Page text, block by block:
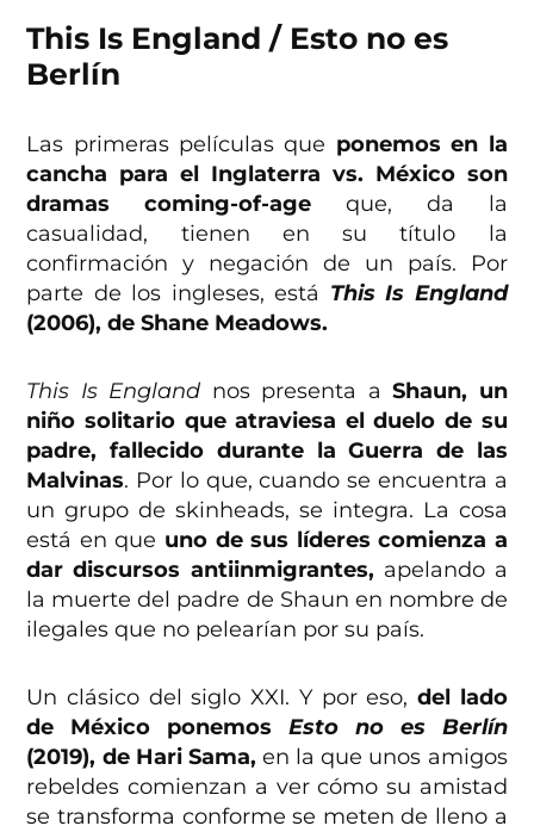
This Is England / Esto no es
Berlín
Las primeras películas que ponemos en la
cancha para el Inglaterra vs. México son
dramas coming-of-age que, da la
casualidad, tienen en su título la
confirmación y negación de un país. Por
parte de los ingleses, está This Is England
(2006), de Shane Meadows.
This Is England nos presenta a Shaun, un
niño solitario que atraviesa el duelo de su
padre, fallecido durante la Guerra de las
Malvinas. Por lo que, cuando se encuentra a
un grupo de skinheads, se integra. La cosa
está en que uno de sus líderes comienza a
dar discursos antiinmigrantes, apelando a
la muerte del padre de Shaun en nombre de
ilegales que no pelearían por su país.
Un clásico del siglo XXI. Y por eso, del lado
de México ponemos Esto no es Berlín
(2019), de Hari Sama, en la que unos amigos
rebeldes comienzan a ver cómo su amistad
se transforma conforme se meten de lleno a